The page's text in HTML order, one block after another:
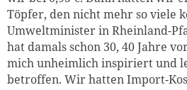
Töpfer, den nicht mehr so viele
Umweltminister in Rheinland-
hat damals schon 30, 40 Jahre
mich unheimlich inspiriert und
betroffen. Wir hatten Import-